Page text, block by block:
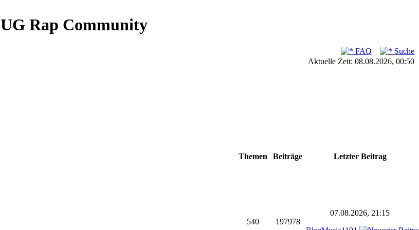
UG Rap Community
FAQ
Suche
Aktuelle Zeit: 08.08.2026, 00:50
Themen Beiträge Letzter Beitrag
540 197978
07.08.2026, 21:15